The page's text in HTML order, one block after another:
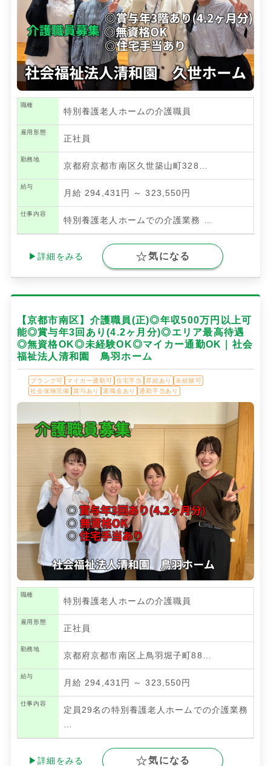
職種
特別養護老人ホームの介護職員
雇用形態
正社員
勤務地
京都府京都市南区久世築山町328…
給与
月給 294,431円 ～ 323,550円
仕事内容
特別養護老人ホームでの介護業務 …
▶詳細をみる 気になる
【京都市南区】介護職員(正)◎年収500万円以上可
能◎賞与年3回あり(4.2ヶ月分)◎エリア最高待遇
◎無資格OK◎未経験OK◎マイカー通勤OK｜社会
福祉法人清和園 鳥羽ホーム
ブランク可 マイカー通勤可 住宅手当 昇給あり
未経験可
社会保険完備
賞与あり 退職金あり 通勤手当あり
職種
特別養護老人ホームの介護職員
雇用形態
正社員
勤務地
京都府京都市南区上鳥羽堀子町88…
給与
月給 294,431円 ～ 323,550円
仕事内容
定員29名の特別養護老人ホームでの介護業務
▶詳細をみる 気になる